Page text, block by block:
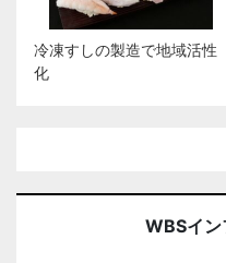
冷凍すしの製造で地域活性
化
WBSイン